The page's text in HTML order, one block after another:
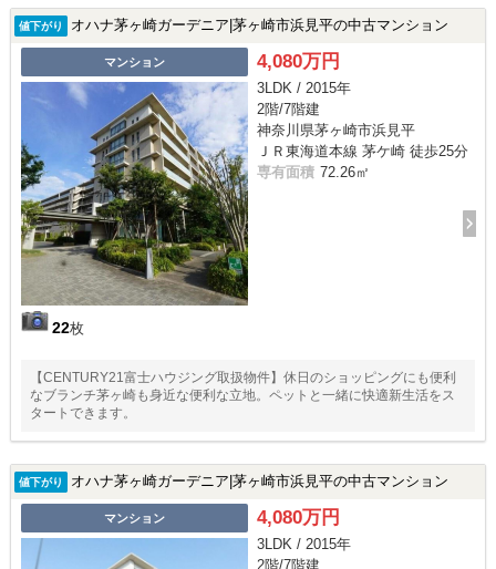
値下がり オハナ茅ヶ崎ガーデニア|茅ヶ崎市浜見平の中古マンション
マンション
22枚
4,080万円
3LDK / 2015年
2階/7階建
神奈川県茅ヶ崎市浜見平
ＪＲ東海道本線 茅ケ崎 徒歩25分
専有面積 72.26㎡
【CENTURY21富士ハウジング取扱物件】休日のショッピングにも便利
なブランチ茅ヶ崎も身近な便利な立地。ペットと一緒に快適新生活をス
タートできます。
値下がり オハナ茅ヶ崎ガーデニア|茅ヶ崎市浜見平の中古マンション
マンション 4,080万円
3LDK / 2015年
2階/7階建